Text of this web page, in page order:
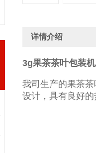
详情介绍
3g果茶茶叶包装
我司生产的果茶
设计，具有良好